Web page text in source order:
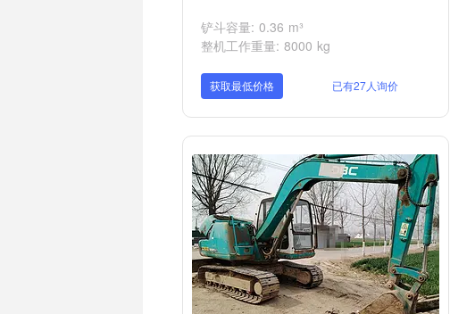
铲斗容量: 0.36 m³
整机工作重量: 8000 kg
获取最低价格 已有27人询价